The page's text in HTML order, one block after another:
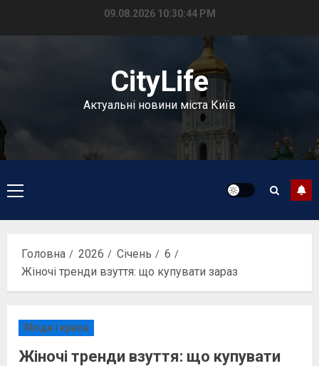
09.08.2026 10:30:45 PM
CityLife
Актуальні новини міста Київ
Головне
меню
Головна 2026 Січень
6
Жіночі тренди взуття: що купувати зараз
Мода і краса
Жіночі тренди взуття: що купувати